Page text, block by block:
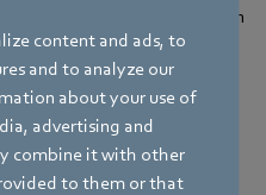
content and ads, to
and to analyze our
about your use of
advertising and
combine it with other
to them or that
Anschließend wurde ein
eine einfache Nutzung
wurde getestet und
die drei Auszubildenden
Garage den